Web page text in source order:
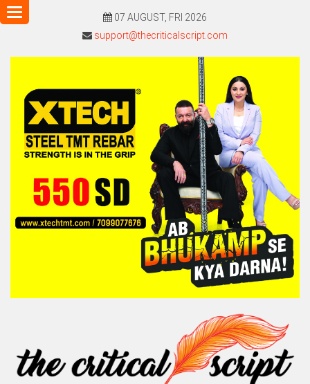
07 AUGUST, FRI 2026
support@thecriticalscript.com
Toggle
navigation